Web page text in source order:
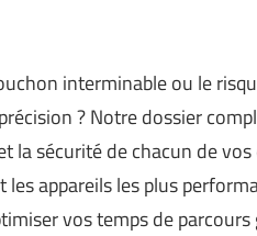
interminable ou le
? Notre dossier
la sécurité de chacun de
appareils les plus
vos temps de parcours